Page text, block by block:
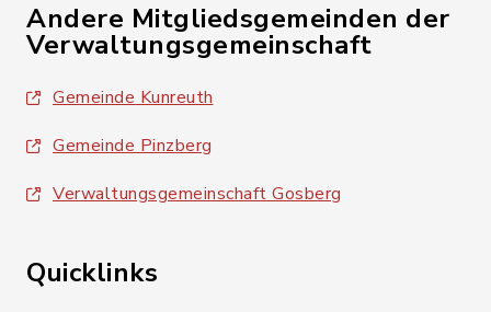
Andere Mitgliedsgemeinden der
Verwaltungsgemeinschaft
Gemeinde Kunreuth
Gemeinde Pinzberg
Verwaltungsgemeinschaft Gosberg
Quicklinks